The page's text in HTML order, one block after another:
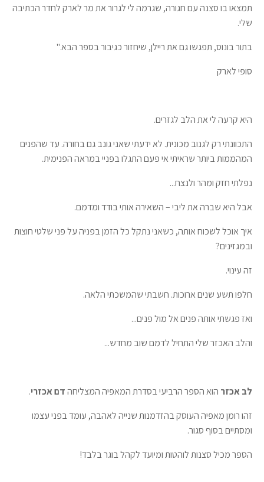
תמצאו בו סצנה עם חגורה, שגרמה לי לגרור את מר לארק לחדר הכתיבה
שלי.
בתור בונוס, תפגשו גם את ריילן, שיחזור כגיבור בספר הבא."
סופי לארק
היא קרעה לי את הלב לגזרים.
התכוונתי רק לגנוב מכונית. לא ידעתי שאני גונב גם בחורה. עד שהפנים
המהממות ביותר שראיתי אי פעם התגלו בפניי במראה הפנימית.
נפלתי חזק ומהר ולנצח...
אבל היא שברה את ליבי – השאירה אותי בודד ומדמם.
איך אוכל לשכוח אותה, כשאני נתקל כל הזמן בפניה על פני שלטי חוצות
ובמגזינים?
זה עינוי.
חלפו תשע שנים ארוכות. חשבתי שהמשכתי הלאה.
ואז פגשתי אותה פנים אל מול פנים...
והלב האכזר שלי התחיל לדמם שוב מחדש...
לב אכזר הוא הספר הרביעי בסדרת המאפיה המצליחהדם אכזרי.
זהו רומן מאפיה העוסק בהזדמנות שנייה לאהבה, עומד בפני עצמו
ומסתיים בסוף סגור.
הספר מכיל סצנות לוהטות ומיועד לקהל בוגר בלבד!